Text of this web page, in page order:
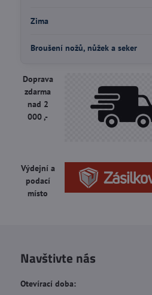
Zima
Broušení nožů, nůžek a seker
Doprava
zdarma
nad 2
000 ,-
Výdejní a
podací
místo
Navštivte nás
Otevírací doba: